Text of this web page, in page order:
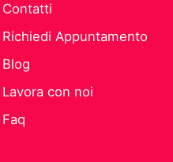
Contatti
Richiedi Appuntamento
Blog
Lavora con noi
Faq